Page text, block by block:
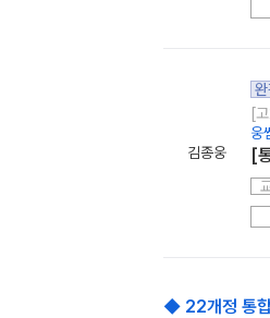
김종웅
[
웅
[
◆ 22개정 통